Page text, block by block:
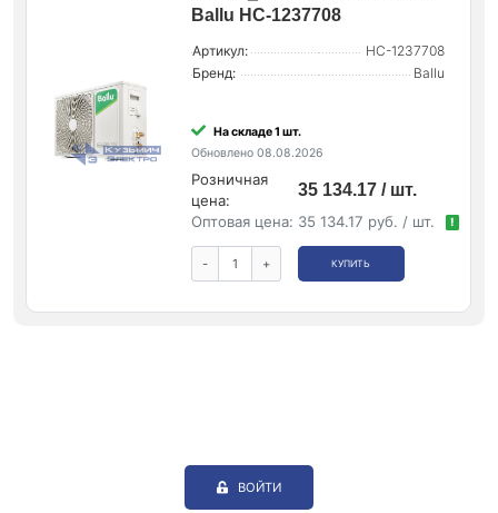
Ballu НС-1237708
Артикул:
НС-1237708
Бренд:
Ballu
На складе 1 шт.
Обновлено 08.08.2026
Розничная
цена:
35 134.17 / шт.
Оптовая цена: 35 134.17 руб. / шт. !
- + КУПИТЬ
ВОЙТИ